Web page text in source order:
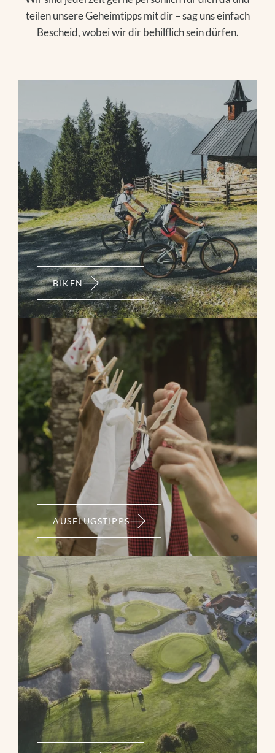
teilen unsere Geheimtipps mit dir – sag uns einfach
Bescheid, wobei wir dir behilflich sein dürfen.
BIKEN
AUSFLUGSTIPPS